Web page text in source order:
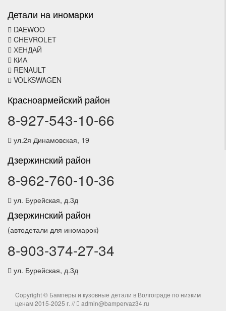
Детали на иномарки
DAEWOO
CHEVROLET
ХЕНДАЙ
КИА
RENAULT
VOLKSWAGEN
Красноармейский район
8-927-543-10-66
ул.2я Динамовская, 19
Дзержинский район
8-962-760-10-36
ул. Бурейская, д.3д
Дзержинский район
(автодетали для иномарок)
8-903-374-27-34
ул. Бурейская, д.3д
Copyright © Бамперы и кузовные детали в Волгограде по низким
ценам 2015-2025 г. //
admin@bampervaz34.ru